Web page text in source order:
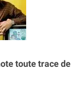
toute trace de